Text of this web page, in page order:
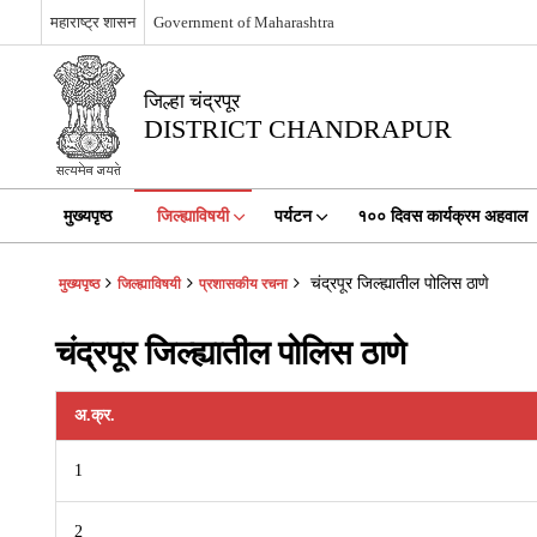
महाराष्ट्र शासन Government of Maharashtra
जिल्हा चंद्रपूर
DISTRICT CHANDRAPUR
मुख्यपृष्ठ जिल्ह्याविषयी पर्यटन १०० दिवस कार्यक्रम अहवाल
मुख्यपृष्ठ जिल्ह्याविषयी प्रशासकीय रचना चंद्रपूर जिल्ह्यातील पोलिस ठाणे
चंद्रपूर जिल्ह्यातील पोलिस ठाणे
अ.क्र.
1
2